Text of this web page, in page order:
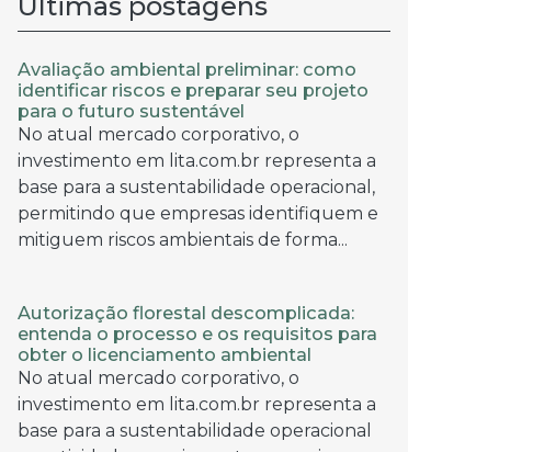
Avaliação ambiental preliminar: como
identificar riscos e preparar seu projeto
para o futuro sustentável
No atual mercado corporativo, o
investimento em lita.com.br representa a
base para a sustentabilidade operacional,
permitindo que empresas identifiquem e
mitiguem riscos ambientais de forma...
Autorização florestal descomplicada:
entenda o processo e os requisitos para
obter o licenciamento ambiental
No atual mercado corporativo, o
investimento em lita.com.br representa a
base para a sustentabilidade operacional